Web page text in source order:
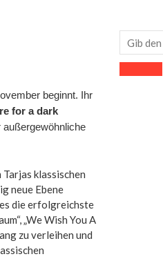
beginnt. Ihr
for a dark
außergewöhnliche
klassischen
neue Ebene
die erfolgreichste
„We Wish You A
zu verleihen und